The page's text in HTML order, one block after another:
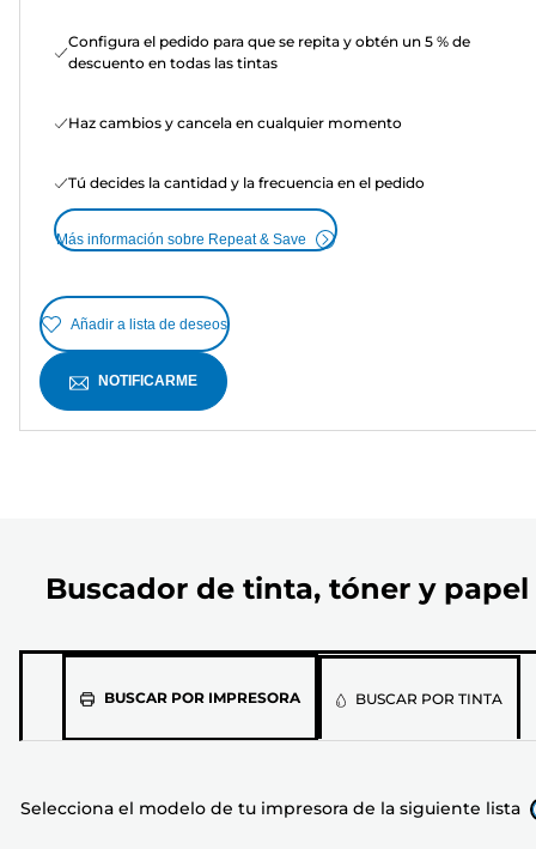
Configura el pedido para que se repita y obtén un 5 % de
descuento en todas las tintas
Haz cambios y cancela en cualquier momento
Tú decides la cantidad y la frecuencia en el pedido
Más información sobre Repeat & Save
Añadir a lista de deseos
NOTIFICARME
Buscador de tinta, tóner y papel
BUSCAR POR IMPRESORASelecciona
tu
BUSCAR POR TINTA
Selecciona el modelo de tu impresora de la siguiente lista